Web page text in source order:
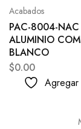
Acabados
PAC-8004-
ALUMINIO
BLANCO
$0.00
Agregar